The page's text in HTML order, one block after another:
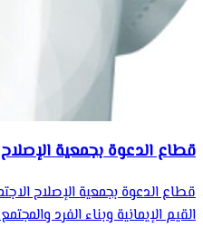
قطاع الدعوة بجمعية الإصلاح الاجتماعي
قطاع الدعوة بجمعية الإصلاح
القيم الإيمانية وبناء الفرد